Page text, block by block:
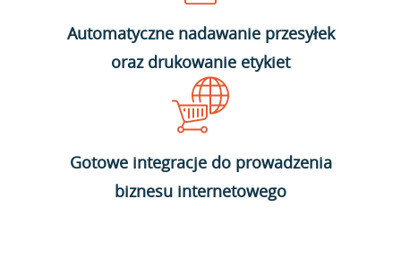
Automatyczne nadawanie przesyłek
oraz drukowanie etykiet
Gotowe integracje do prowadzenia
biznesu internetowego